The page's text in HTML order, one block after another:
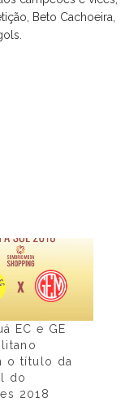
Beto Cachoeira,
EC e GE
o título da
do
2018